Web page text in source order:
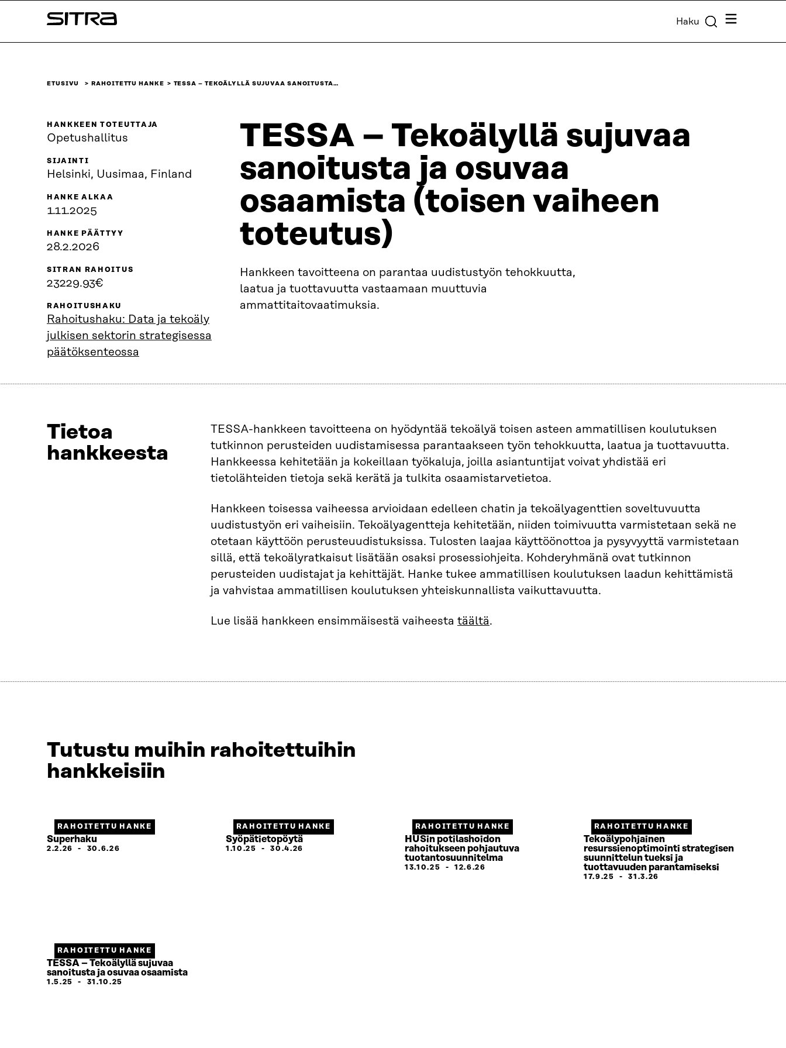
sisältöön
Sitra Haku Valikko
ETUSIVU RAHOITETTU HANKE TESSA – TEKOÄLYLLÄ SUJUVAA SANOITUSTA…
TESSA – Tekoälyllä sujuvaa
sanoitusta ja osuvaa
osaamista (toisen vaiheen
toteutus)
Hankkeen tavoitteena on parantaa uudistustyön tehokkuutta,
laatua ja tuottavuutta vastaamaan muuttuvia
ammattitaitovaatimuksia.
HANKKEEN TOTEUTTAJA
Opetushallitus
SIJAINTI
Helsinki, Uusimaa, Finland
HANKE ALKAA
1.11.2025
HANKE PÄÄTTYY
28.2.2026
SITRAN RAHOITUS
23229.93€
RAHOITUSHAKU
Rahoitushaku: Data ja tekoäly
julkisen sektorin strategisessa
päätöksenteossa
Tietoa
hankkeesta
TESSA-hankkeen tavoitteena on hyödyntää tekoälyä toisen asteen ammatillisen koulutuksen
tutkinnon perusteiden uudistamisessa parantaakseen työn tehokkuutta, laatua ja tuottavuutta.
Hankkeessa kehitetään ja kokeillaan työkaluja, joilla asiantuntijat voivat yhdistää eri
tietolähteiden tietoja sekä kerätä ja tulkita osaamistarvetietoa.
Hankkeen toisessa vaiheessa arvioidaan edelleen chatin ja tekoälyagenttien soveltuvuutta
uudistustyön eri vaiheisiin. Tekoälyagentteja kehitetään, niiden toimivuutta varmistetaan sekä ne
otetaan käyttöön perusteuudistuksissa. Tulosten laajaa käyttöönottoa ja pysyvyyttä varmistetaan
sillä, että tekoälyratkaisut lisätään osaksi prosessiohjeita. Kohderyhmänä ovat tutkinnon
perusteiden uudistajat ja kehittäjät. Hanke tukee ammatillisen koulutuksen laadun kehittämistä
ja vahvistaa ammatillisen koulutuksen yhteiskunnallista vaikuttavuutta.
Lue lisää hankkeen ensimmäisestä vaiheesta täältä.
Tutustu muihin rahoitettuihin
hankkeisiin
RAHOITETTU HANKE
Superhaku
2.2.26 - 30.6.26
RAHOITETTU HANKE
Syöpätietopöytä
1.10.25 -30.4.26
RAHOITETTU HANKE
HUSin potilashoidon
rahoitukseen pohjautuva
tuotantosuunnitelma
13.10.25 - 12.6.26
RAHOITETTU HANKE
Tekoälypohjainen
resurssienoptimointi strategisen
suunnittelun tueksi ja
tuottavuuden parantamiseksi
17.9.25 -31.3.26
RAHOITETTU HANKE
TESSA – Tekoälyllä sujuvaa
sanoitusta ja osuvaa osaamista
1.5.25 - 31.10.25